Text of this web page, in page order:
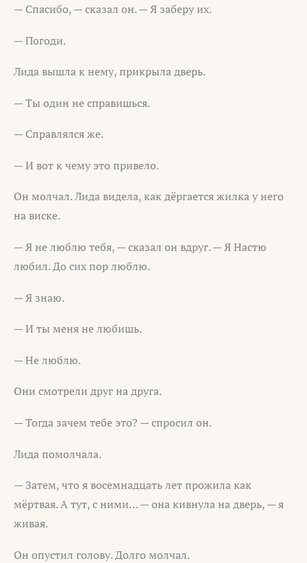
— Спасибо, — сказал он. — Я заберу их.
— Погоди.
Лида вышла к нему, прикрыла дверь.
— Ты один не справишься.
— Справлялся же.
— И вот к чему это привело.
Он молчал. Лида видела, как дёргается жилка у него
на виске.
— Я не люблю тебя, — сказал он вдруг. — Я Настю
любил. До сих пор люблю.
— Я знаю.
— И ты меня не любишь.
— Не люблю.
Они смотрели друг на друга.
— Тогда зачем тебе это? — спросил он.
Лида помолчала.
— Затем, что я восемнадцать лет прожила как
мёртвая. А тут, с ними… — она кивнула на дверь, — я
живая.
Он опустил голову. Долго молчал.